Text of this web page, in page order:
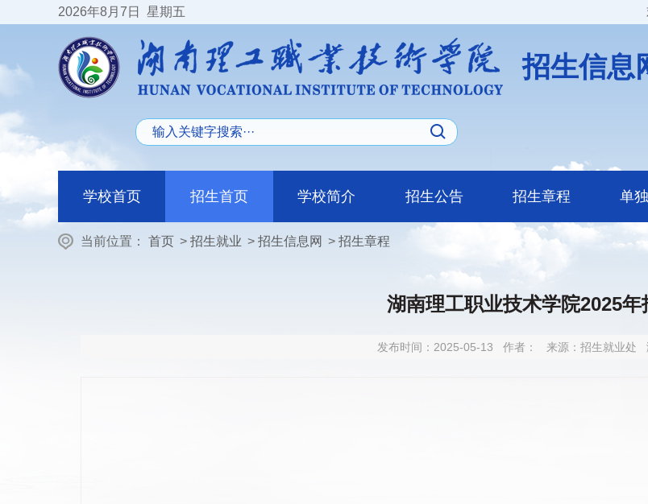
2026年8月7日 星期五
招生信息
学校首页 招生首页 学校简介 招生公告 招生章程 单
当前位置： 首页 > 招生就业 > 招生信息网 > 招生章程
湖南理工职业技术学院2025年
发布时间：2025-05-13 作者： 来源：招生就业处